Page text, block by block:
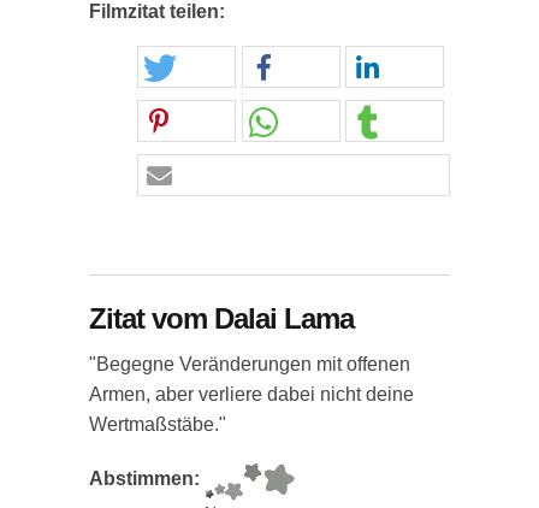
Filmzitat teilen:
Zitat vom Dalai Lama
"Begegne Veränderungen mit offenen
Armen, aber verliere dabei nicht deine
Wertmaßstäbe."
Abstimmen: